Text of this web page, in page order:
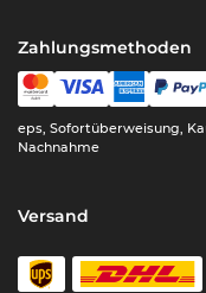
Zahlungsmethoden
eps, Sofortüberweisung,
Nachnahme
Versand